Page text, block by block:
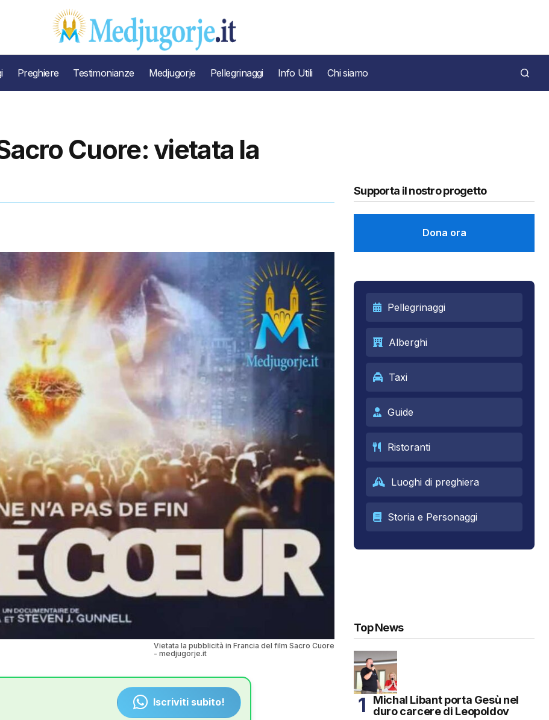
Preghiere Testimonianze Medjugorje Pellegrinaggi Info Utili Chi siamo
Cuore: vietata la
Vietata la pubblicità in Francia del film Sacro Cuore
- medjugorje.it
Iscriviti subito!
Supporta il nostro progetto
Dona ora
Pellegrinaggi
Alberghi
Taxi
Guide
Ristoranti
Luoghi di preghiera
Storia e Personaggi
Top News
Michal Libant porta Gesù nel
duro carcere di Leopoldov